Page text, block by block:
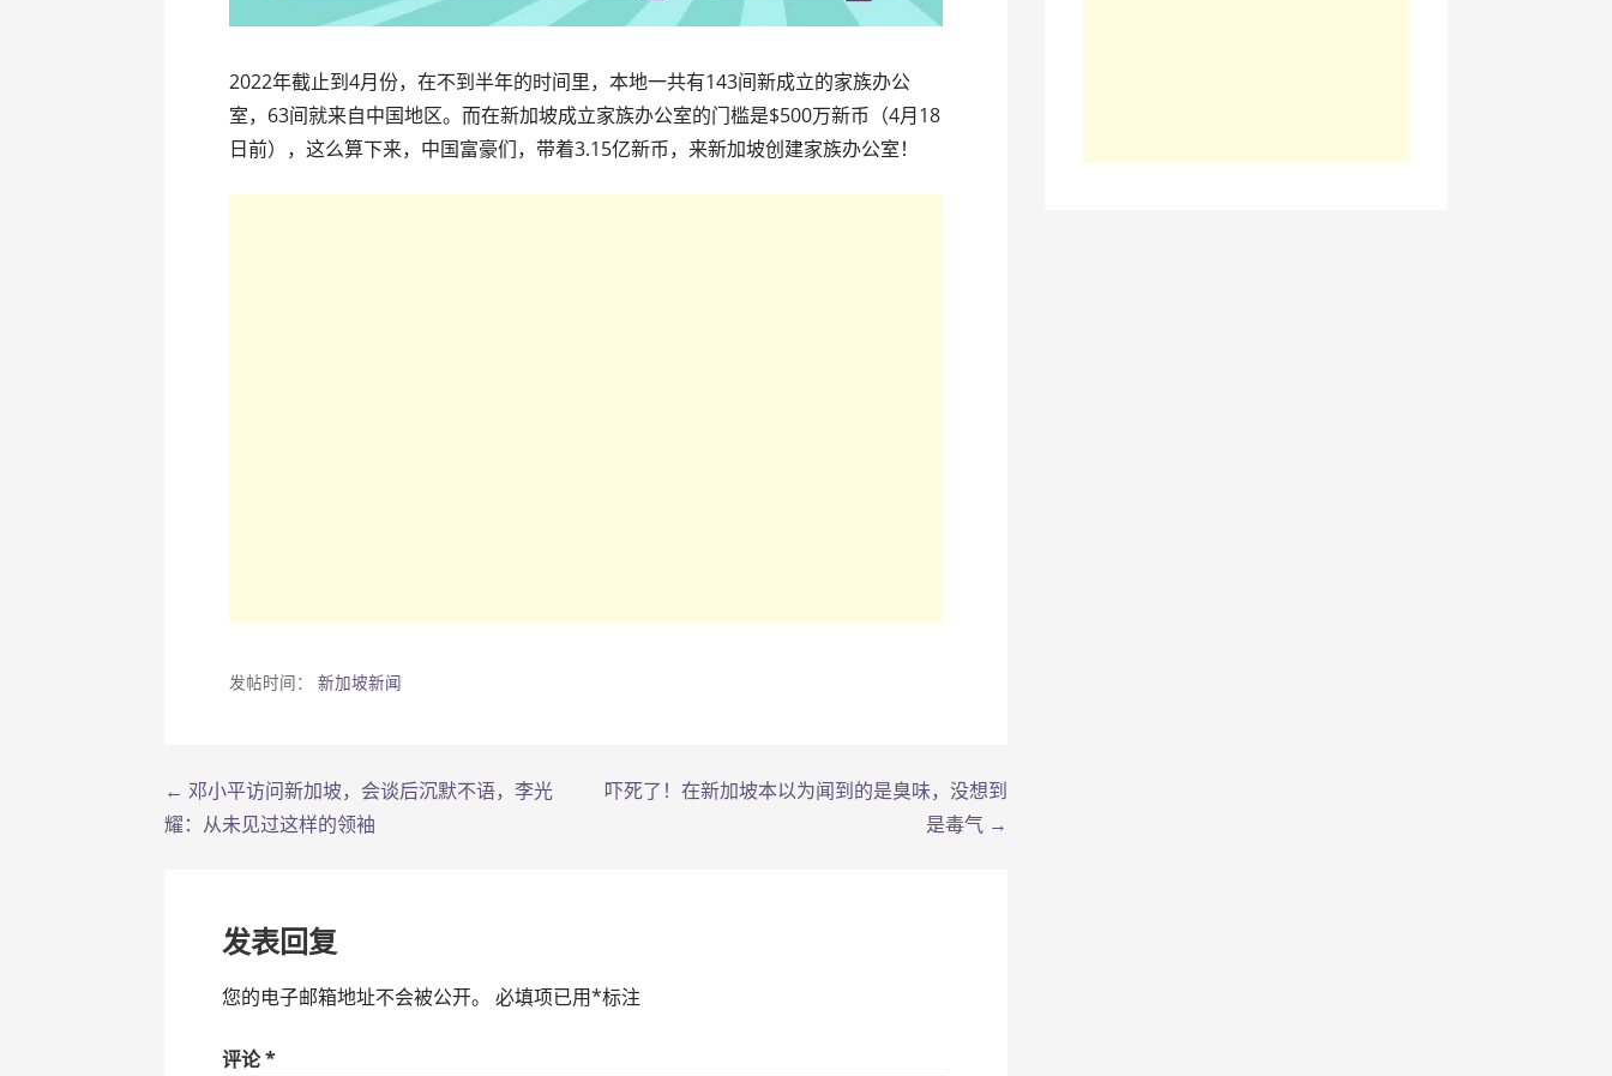
2022年截止到4月份，在不到半年的时间里，本地一共有143间新成立的家族办公
室，63间就来自中国地区。而在新加坡成立家族办公室的门槛是$500万新币（4月18
日前），这么算下来，中国富豪们，带着3.15亿新币，来新加坡创建家族办公室！
发帖时间：新加坡新闻
文
← 邓小平访问新加坡，会谈后沉默不语，李光
耀：从未见过这样的领袖
吓死了！在新加坡本以为闻到的是臭味，没想到
是毒气 →
发表回复
您的电子邮箱地址不会被公开。 必填项已用*标注
评论*